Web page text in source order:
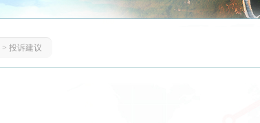
>投诉建议